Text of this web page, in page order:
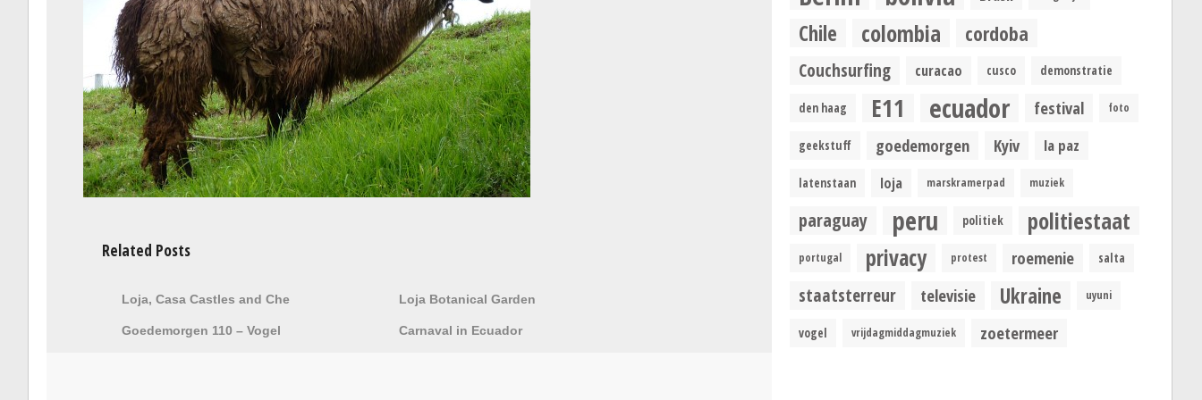
Related Posts
Loja, Casa Castles and Che Loja Botanical Garden
Goedemorgen 110 – Vogel Carnaval in Ecuador
Chile colombia cordoba
Couchsurfing curacao cusco demonstratie
den haag E11 ecuador festival foto
geekstuff goedemorgen Kyiv la paz
latenstaan loja marskramerpad muziek
paraguay peru politiek politiestaat
portugal privacy protest roemenie salta
staatsterreur televisie Ukraine uyuni
vogel vrijdagmiddagmuziek zoetermeer